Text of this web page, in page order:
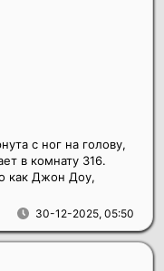
30-12-2025, 05:50
с ног на голову,
в комнату 316.
как Джон Доу,